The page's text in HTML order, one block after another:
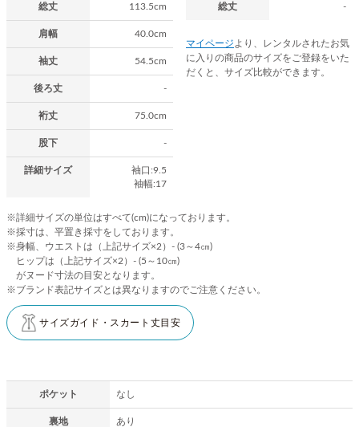
総丈 113.5cm
肩幅 40.0cm
袖丈 54.5cm
後ろ丈 -
裄丈 75.0cm
股下 -
詳細サイズ
袖口:9.5
袖幅:17
総丈 -
マイページ より、レンタルされたお気
に入りの商品のサイズをご登録をいた
だくと、サイズ比較ができます。
※詳細サイズの単位はすべて(cm)になっております。
※採寸は、平置き採寸をしております。
※身幅、ウエストは（上記サイズ×2）- (3～4㎝)
ヒップは（上記サイズ×2）- (5～10㎝)
がヌード寸法の目安となります。
※ブランド表記サイズとは異なりますのでご注意ください。
サイズガイド・スカート丈目安
ポケット なし
裏地 あり